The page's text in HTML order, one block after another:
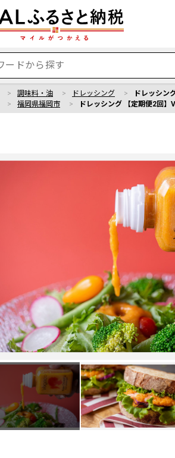
調味料・油 ドレッシング
ドレッシン
福岡県福岡市 ドレッシング 【定期便2回